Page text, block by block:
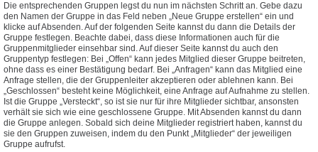
Die entsprechenden Gruppen legst du nun im nächsten Schritt an. Gebe dazu
den Namen der Gruppe in das Feld neben „Neue Gruppe erstellen“ ein und
klicke auf Absenden. Auf der folgenden Seite kannst du dann die Details der
Gruppe festlegen. Beachte dabei, dass diese Informationen auch für die
Gruppenmitglieder einsehbar sind. Auf dieser Seite kannst du auch den
Gruppentyp festlegen: Bei „Offen“ kann jedes Mitglied dieser Gruppe beitreten,
ohne dass es einer Bestätigung bedarf. Bei „Anfragen“ kann das Mitglied eine
Anfrage stellen, die der Gruppenleiter akzeptieren oder ablehnen kann. Bei
„Geschlossen“ besteht keine Möglichkeit, eine Anfrage auf Aufnahme zu stellen.
Ist die Gruppe „Versteckt“, so ist sie nur für ihre Mitglieder sichtbar, ansonsten
verhält sie sich wie eine geschlossene Gruppe. Mit Absenden kannst du dann
die Gruppe anlegen. Sobald sich deine Mitglieder registriert haben, kannst du
sie den Gruppen zuweisen, indem du den Punkt „Mitglieder“ der jeweiligen
Gruppe aufrufst.